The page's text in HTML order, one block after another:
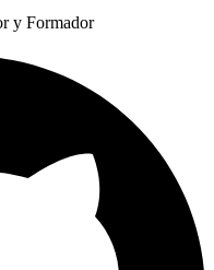
y Formador